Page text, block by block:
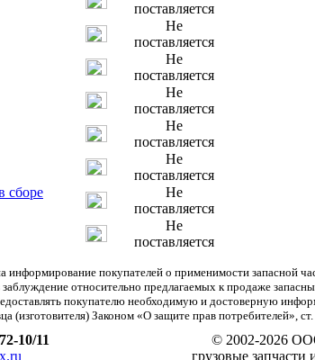
поставляется
Не
поставляется
Не
поставляется
Не
поставляется
Не
поставляется
Не
поставляется
сборе
Не
поставляется
Не
поставляется
покупателей о применимости запасной
относительно предлагаемых к продаже
покупателю необходимую и достоверную
Законом «О защите прав потребителей»,
10/11
© 2002-2026
грузовые запчасти